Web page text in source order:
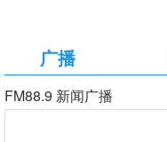
广播
FM88.9 新闻广播